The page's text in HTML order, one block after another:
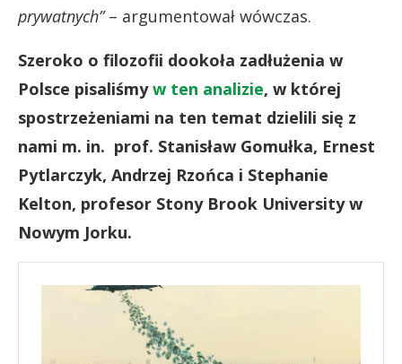
prywatnych”– argumentował wówczas.
Szeroko o filozofii dookoła zadłużenia w
Polsce pisaliśmyw ten analizie, w której
spostrzeżeniami na ten temat dzielili się z
nami m. in. prof. Stanisław Gomułka, Ernest
Pytlarczyk, Andrzej Rzońca i Stephanie
Kelton, profesor Stony Brook University w
Nowym Jorku.